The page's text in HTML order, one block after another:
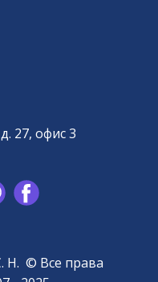
27, офис 3
Н. ​© Все права